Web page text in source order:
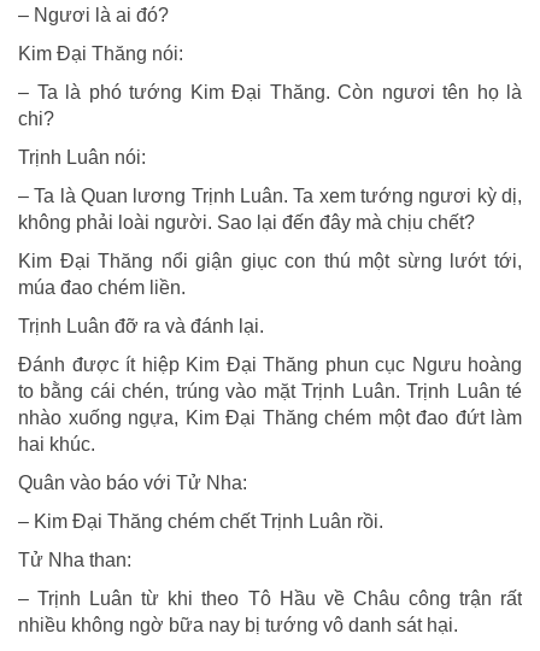
– Ngươi là ai đó?
Kim Ðại Thăng nói:
– Ta là phó tướng Kim Ðại Thăng. Còn ngươi tên họ là
chi?
Trịnh Luân nói:
– Ta là Quan lương Trịnh Luân. Ta xem tướng ngươi kỳ dị,
không phải loài người. Sao lại đến đây mà chịu chết?
Kim Ðại Thăng nổi giận giục con thú một sừng lướt tới,
múa đao chém liền.
Trịnh Luân đỡ ra và đánh lại.
Ðánh được ít hiệp Kim Ðại Thăng phun cục Ngưu hoàng
to bằng cái chén, trúng vào mặt Trịnh Luân. Trịnh Luân té
nhào xuống ngựa, Kim Ðại Thăng chém một đao đứt làm
hai khúc.
Quân vào báo với Tử Nha:
– Kim Ðại Thăng chém chết Trịnh Luân rồi.
Tử Nha than:
– Trịnh Luân từ khi theo Tô Hầu về Châu công trận rất
nhiều không ngờ bữa nay bị tướng vô danh sát hại.